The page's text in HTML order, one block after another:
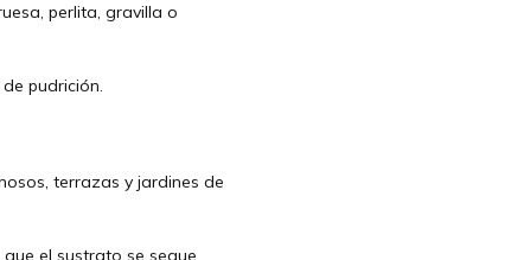
perlita, gravilla o
pudrición.
terrazas y jardines de
el sustrato se seque